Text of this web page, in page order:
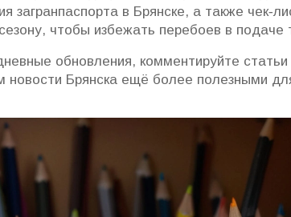
загранпаспорта в Брянске, а также
чтобы избежать перебоев в подаче
обновления, комментируйте
Брянска ещё более полезными